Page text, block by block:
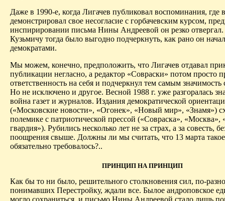
Даже в 1990-е, когда Лигачев публиковал воспоминания, где
демонстрировал свое несогласие с горбачевским курсом,
инспирировании письма Нины Андреевой он резко
Кузьмичу тогда было выгодно подчеркнуть, как рано он
демократами.
Мы можем, конечно, предположить, что Лигачев отдавал
публикации негласно, а редактор «Совраски» потом просто
ответственность на себя и подчеркнул тем самым значимость
Но не исключено и другое. Весной 1988 г. уже разгоралась
война газет и журналов. Издания демократической
(«Московские новости», «Огонек», «Новый мир», «Знамя»)
полемике с патриотической прессой («Совраска», «Москва»,
гвардия»). Рубились несколько лет не за страх, а за совесть,
поощрения свыше. Должны ли мы считать, что 13 марта
обязательно требовалось?..
ПРИНЦИП НА ПРИНЦИП
Как бы то ни было, решительного столкновения сил, по-
понимавших Перестройку, ждали все. Былое андроповское
могло сохраниться, и письмо Нины Андреевой стало лишь